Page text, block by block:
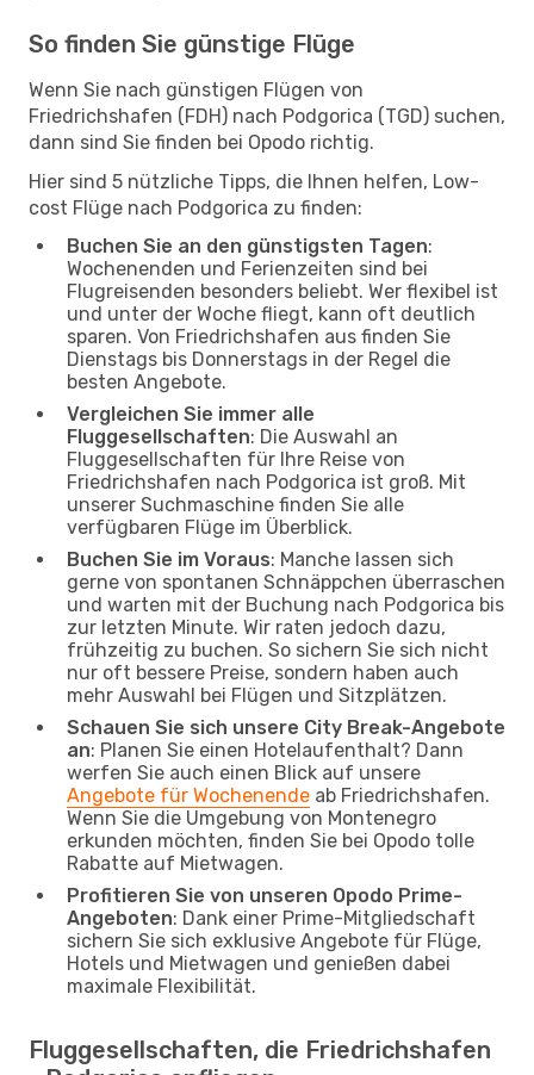
So finden Sie günstige Flüge
Wenn Sie nach günstigen Flügen von
Friedrichshafen (FDH) nach Podgorica (TGD) suchen,
dann sind Sie finden bei Opodo richtig.
Hier sind 5 nützliche Tipps, die Ihnen helfen, Low-
cost Flüge nach Podgorica zu finden:
Buchen Sie an den günstigsten Tagen:
Wochenenden und Ferienzeiten sind bei
Flugreisenden besonders beliebt. Wer flexibel ist
und unter der Woche fliegt, kann oft deutlich
sparen. Von Friedrichshafen aus finden Sie
Dienstags bis Donnerstags in der Regel die
besten Angebote.
Vergleichen Sie immer alle
Fluggesellschaften: Die Auswahl an
Fluggesellschaften für Ihre Reise von
Friedrichshafen nach Podgorica ist groß. Mit
unserer Suchmaschine finden Sie alle
verfügbaren Flüge im Überblick.
Buchen Sie im Voraus: Manche lassen sich
gerne von spontanen Schnäppchen überraschen
und warten mit der Buchung nach Podgorica bis
zur letzten Minute. Wir raten jedoch dazu,
frühzeitig zu buchen. So sichern Sie sich nicht
nur oft bessere Preise, sondern haben auch
mehr Auswahl bei Flügen und Sitzplätzen.
Schauen Sie sich unsere City Break-Angebote
an: Planen Sie einen Hotelaufenthalt? Dann
werfen Sie auch einen Blick auf unsere
Angebote für Wochenende ab Friedrichshafen.
Wenn Sie die Umgebung von Montenegro
erkunden möchten, finden Sie bei Opodo tolle
Rabatte auf Mietwagen.
Profitieren Sie von unseren Opodo Prime-
Angeboten: Dank einer Prime-Mitgliedschaft
sichern Sie sich exklusive Angebote für Flüge,
Hotels und Mietwagen und genießen dabei
maximale Flexibilität.
Fluggesellschaften, die Friedrichshafen